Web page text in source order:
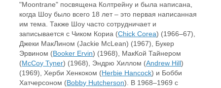
"Moontrane" посвящена Колтрейну и была написана,
когда Шоу было всего 18 лет – это первая написанная
им тема. Также Шоу часто сотрудничает и
записывается с Чиком Кориа (Chick Corea) (1966–67),
Джеки МакЛином (Jackie McLean) (1967), Букер
Эрвином (Booker Ervin) (1968), МакКой Тайнером
(McCoy Tyner) (1968), Эндрю Хиллом (Andrew Hill)
(1969), Херби Хенкоком (Herbie Hancock) и Бобби
Хатчерсоном (Bobby Hutcherson). В 1968–1969 с